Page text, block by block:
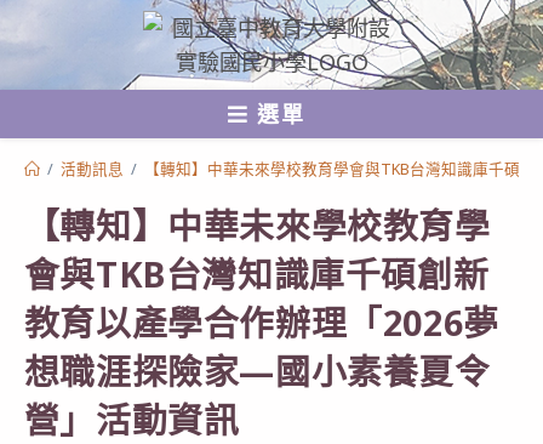
跳
轉
至
選單
/ 活動訊息 / 【轉知】中華未來學校教育學會與TKB台灣知識庫千碩
【轉知】中華未來學校教育學
會與TKB台灣知識庫千碩創新
教育以產學合作辦理「2026夢
想職涯探險家—國小素養夏令
營」活動資訊